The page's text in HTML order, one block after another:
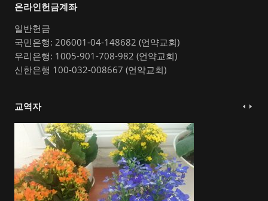
온라인헌금계좌
일반헌금
국민은행: 206001-04-148682 (언약교회)
우리은행: 1005-901-708-982 (언약교회)
신한은행 100-032-008667 (언약교회)
교역자